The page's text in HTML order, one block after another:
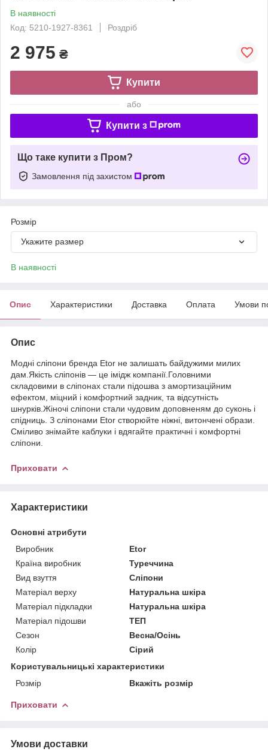
В наявності
Код: 5210-1927-8361
Роздріб
2 975 ₴
Купити
або
Купити з
Що таке купити з Пром?
Замовлення під захистом
Розмір
Укажите размер
В наявності
Опис Характеристики Доставка Оплата Умови
Опис
Модні сліпони бренда Etor не залишать байдужими милих
дам.Якість сліпонів — це імідж компанії.Головними
складовими в сліпонах стали підошва з амортизаційним
ефектом, міцний і комфортний задник, та відсутність
шнурків.Жіночі сліпони стали чудовим доповненям до суконь і
спідниць. З сліпонами Etor створюйте ніжні, витончені образи.
Сміливо знімайте каблуки і вдягайте практичні і комфортні
сліпони.
Приховати
Характеристики
Основні атрибути
Виробник
Etor
Країна виробник
Туреччина
Вид взуття
Сліпони
Матеріал верху
Натуральна шкіра
Матеріал підкладки
Натуральна шкіра
Матеріал підошви
ТЕП
Сезон
Весна/Осінь
Колір
Сірий
Користувальницькі характеристики
Розмір
Вкажіть розмір
Приховати
Умови доставки